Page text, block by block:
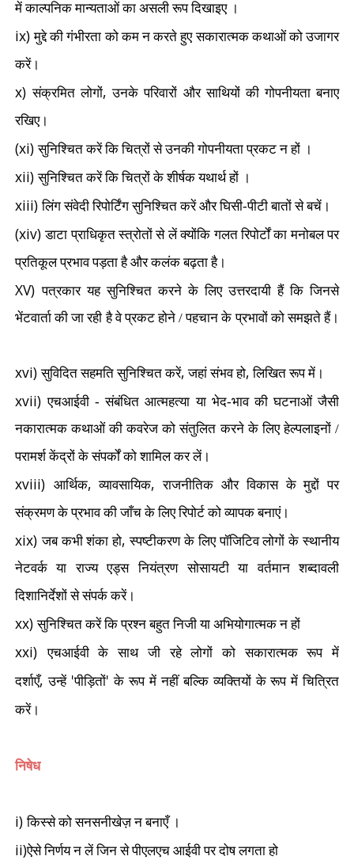
में काल्पनिक मान्यताओं का असली रूप दिखाइए ।
ix)मुद्दे की गंभीरता को कम न करते हुए सकारात्मक कथाओं को उजागर
करें।
x)संक्रमित लोगों,उनके परिवारों और साथियों की गोपनीयता बनाए
रखिए।
(xi)सुनिश्चित करें कि चित्रों से उनकी गोपनीयता प्रकट न हों ।
xii)सुनिश्चित करें कि चित्रों के शीर्षक यथार्थ हों ।
xiii)लिंग संवेदी रिपोर्टिंग सुनिश्चित करें और घिसी-पीटी बातों से बचें।
(xiv)डाटा प्राधिकृत स्त्रोतों से लें क्योंकि गलत रिपोर्टों का मनोबल पर
प्रतिकूल प्रभाव पड़ता है और कलंक बढ़ता है।
XV)पत्रकार यह सुनिश्चित करने के लिए उत्तरदायी हैं कि जिनसे
भेंटवार्ता की जा रही है वे प्रकट होने / पहचान के प्रभावों को समझते हैं।
xvi)सुविदित सहमति सुनिश्चित करें,जहां संभव हो,लिखित रूप में।
xvii)एचआईवी - संबंधित आत्महत्या या भेद-भाव की घटनाओं जैसी
नकारात्मक कथाओं की कवरेज को संतुलित करने के लिए हेल्पलाइनों /
परामर्श केंद्रों के संपर्कों को शामिल कर लें।
xviii) आर्थिक,व्यावसायिक,राजनीतिक और विकास के मुद्दों पर
संक्रमण के प्रभाव की जाँच के लिए रिपोर्ट को व्यापक बनाएं।
xix)जब कभी शंका हो,स्पष्टीकरण के लिए पॉजिटिव लोगों के स्थानीय
नेटवर्क या राज्य एड्स नियंत्रण सोसायटी या वर्तमान शब्दावली
दिशानिर्देशों से संपर्क करें।
xx)सुनिश्चित करें कि प्रश्न बहुत निजी या अभियोगात्मक न हों
xxi)एचआईवी के साथ जी रहे लोगों को सकारात्मक रूप में
दर्शाएँ,उन्हें 'पीड़ितों'के रूप में नहीं बल्कि व्यक्तियों के रूप में चित्रित
करें।
निषेध
i)किस्से को सनसनीखेज़ न बनाएँ ।
ii)ऐसे निर्णय न लें जिन से पीएलएच आईवी पर दोष लगता हो